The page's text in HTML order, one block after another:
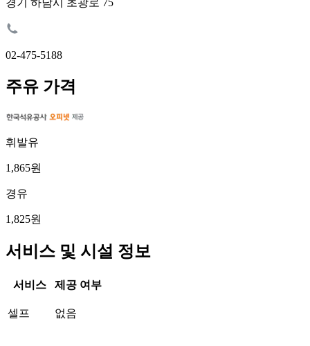
02-475-5188
주유 가격
휘발유
1,865원
경유
1,825원
서비스 및 시설 정보
서비스 제공 여부
셀프 없음